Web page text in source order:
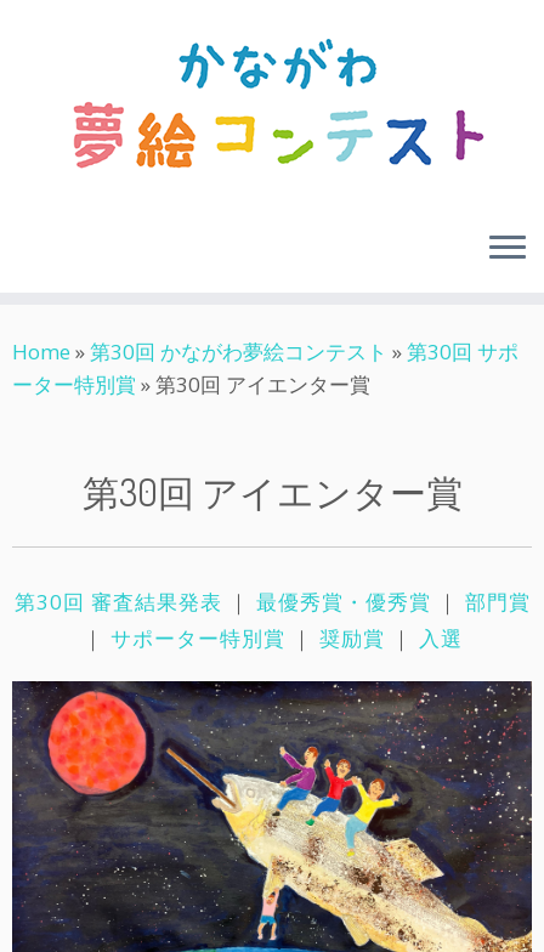
to
content
Home »第30回 かながわ夢絵コンテスト »第30回 サポ
ーター特別賞 »第30回 アイエンター賞
第30回 アイエンター賞
第30回 審査結果発表 ｜ 最優秀賞・優秀賞 ｜ 部門賞
｜ サポーター特別賞 ｜ 奨励賞 ｜ 入選